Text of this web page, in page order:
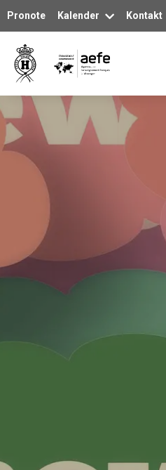
Pronote Kalender Kontakt